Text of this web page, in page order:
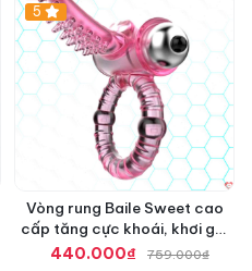
5
Vòng rung Baile Sweet cao
cấp tăng cực khoái, khơi gợi
đam mê
440.000₫ 759.000₫